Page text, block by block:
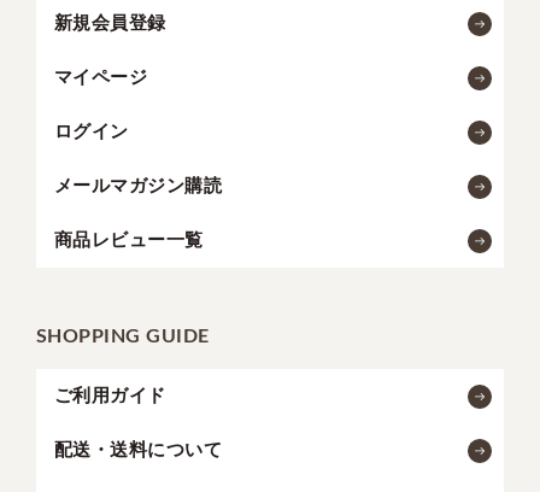
新規会員登録
マイページ
ログイン
メールマガジン購読
商品レビュー一覧
SHOPPING GUIDE
ご利用ガイド
配送・送料について